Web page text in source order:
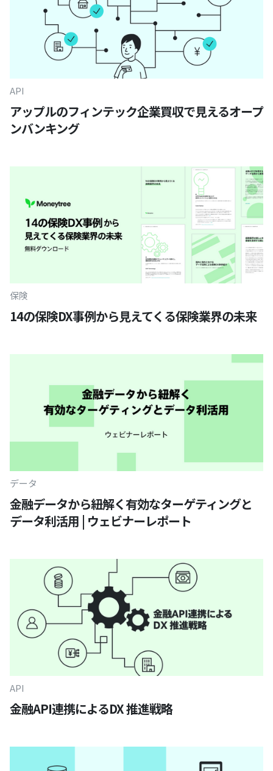
API
アップルのフィンテック企業買収で見えるオープ
ンバンキング
保険
14の保険DX事例から見えてくる保険業界の未来
データ
金融データから紐解く有効なターゲティングと
データ利活用 | ウェビナーレポート
API
金融API連携によるDX 推進戦略